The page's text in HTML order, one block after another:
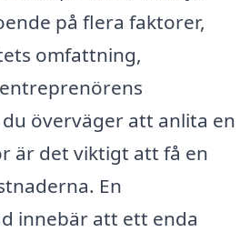
på flera faktorer,
omfattning,
överväger att anlita en
är det viktigt att få en
En
innebär att ett enda